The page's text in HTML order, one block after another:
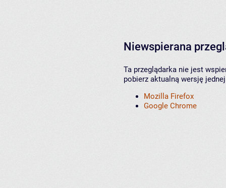
Niewspierana
Ta przeglądarka nie jest
pobierz aktualną wersję
Mozilla Firefox
Google Chrome